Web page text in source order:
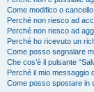
Come modifico o
Perché non riesco ad
Perché non riesco ad
Perché ho ricevuto un
Come posso segnalare
Che cos’è il pulsante
Perché il mio messaggio
Come posso spostare in